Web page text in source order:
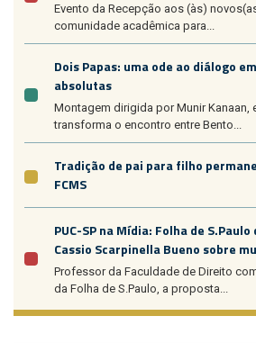
Evento da Recepção aos (às)
comunidade acadêmica para...
Dois Papas: uma ode ao diálogo
absolutas
Montagem dirigida por Munir Kanaan,
transforma o encontro entre Bento...
Tradição de pai para filho
FCMS
PUC-SP na Mídia: Folha de
Cassio Scarpinella Bueno sobre
Professor da Faculdade de Direito
da Folha de S.Paulo, a proposta...